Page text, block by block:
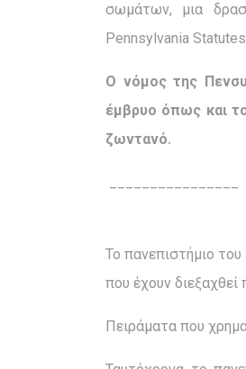
σωμάτων, μια
Pennsylvania
Ο νόμος της
έμβρυο όπως και
ζωντανό.
Το πανεπιστήμιο
που έχουν
Πειράματα που